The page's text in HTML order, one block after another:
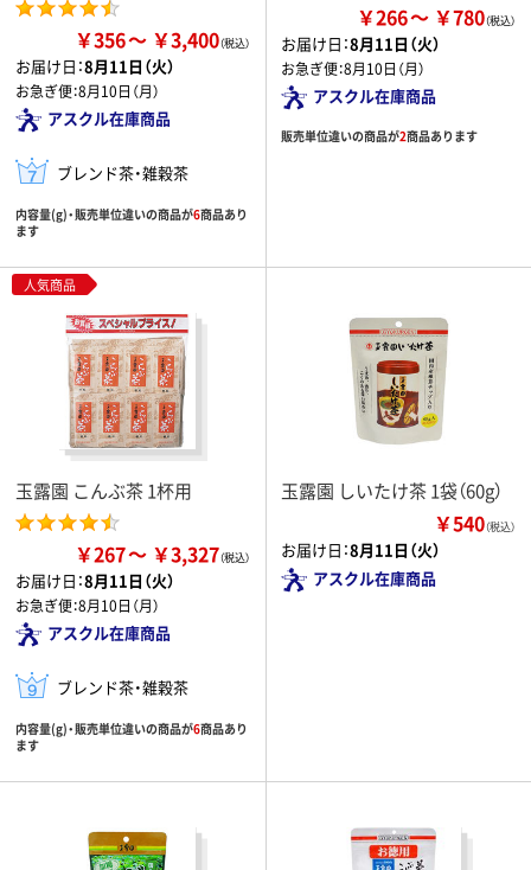
￥356 ￥3,400
お届け日：8月11日（火）
お急ぎ便：8月10日（月）
アスクル在庫商品
ブレンド茶・雑穀茶
内容量(g)・販売単位違いの商品が6商品あり
ます
￥266 ￥780
お届け日：8月11日（火）
お急ぎ便：8月10日（月）
アスクル在庫商品
販売単位違いの商品が2商品あります
人気商品
玉露園 こんぶ茶 1杯用
￥267 ￥3,327
お届け日：8月11日（火）
お急ぎ便：8月10日（月）
アスクル在庫商品
ブレンド茶・雑穀茶
内容量(g)・販売単位違いの商品が6商品あり
ます
玉露園 しいたけ茶 1袋（60g）
￥540（税込）
お届け日：8月11日（火）
アスクル在庫商品